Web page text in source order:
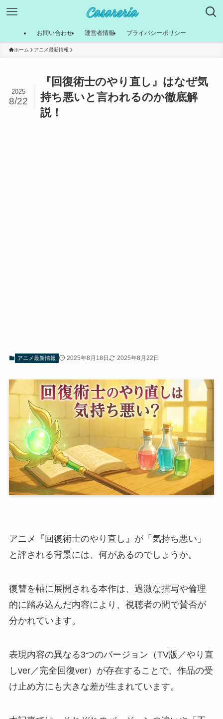
お問い合わせ 運営者情報 プライバシーポリシー
ホーム アニメ最新情報
『回復術士のやり直し』はなぜ気
持ち悪いと言われるのか徹底解
説！
2025
8/22
アニメ最新情報 2025年8月18日 2025年8月22日
アニメ『回復術士のやり直し』が「気持ち悪い」
と評される背景には、何があるのでしょうか。
復讐を軸に展開される本作は、過激な描写や倫理
的に踏み込んだ内容により、視聴者の間で賛否が
分かれています。
表現内容の異なる3つのバージョン（TV版／やり直
しver／完全回復ver）が存在することで、作品の受
け止め方にも大きな差が生まれています。